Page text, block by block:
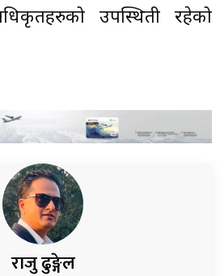
उपस्थिती रहेको
राजु ढुङ्गेल